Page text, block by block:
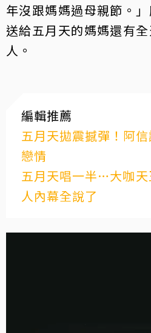
年沒跟媽媽過母親節。」
送給五月天的媽媽還有
人。
編輯推薦
五月天拋震撼彈！阿
戀情
五月天唱一半…大咖
人內幕全說了